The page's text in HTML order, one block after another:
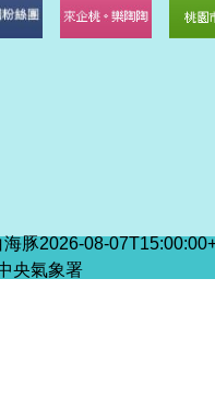
豚2026-08-
央氣象署